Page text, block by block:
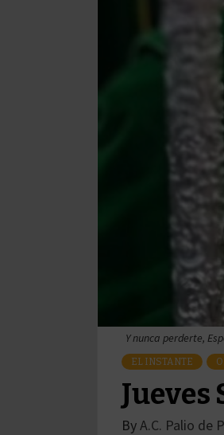
Y nunca perderte,
EL INSTANTE
Jueves
ByA.C. Palio de